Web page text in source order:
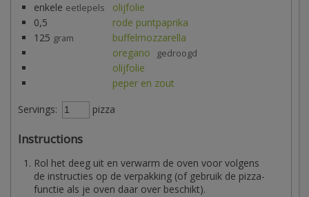
enkele eetlepels
olijfolie
0,5
rode puntpaprika
125 gram
buffelmozzarella
oregano
gedroogd
olijfolie
peper en zout
Servings:
pizza
Instructions
Rol het deeg uit en verwarm de oven voor volgens
de instructies op de verpakking (of gebruik de pizza-
functie als je oven daar over beschikt).